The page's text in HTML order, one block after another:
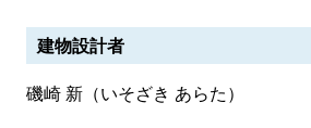
建物設計者
磯崎 新（いそざき あらた）